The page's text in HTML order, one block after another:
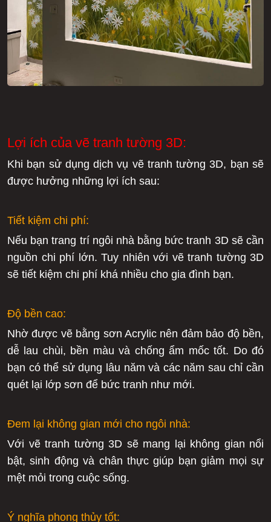
Lợi ích của vẽ tranh tường 3D:
Khi bạn sử dụng dịch vụ vẽ tranh tường 3D, bạn sẽ
được hưởng những lợi ích sau:
Tiết kiệm chi phí:
Nếu bạn trang trí ngôi nhà bằng bức tranh 3D sẽ cần
nguồn chi phí lớn. Tuy nhiên với vẽ tranh tường 3D
sẽ tiết kiệm chi phí khá nhiều cho gia đình bạn.
Độ bền cao:
Nhờ được vẽ bằng sơn Acrylic nên đảm bảo độ bền,
dễ lau chùi, bền màu và chống ẩm mốc tốt. Do đó
bạn có thể sử dụng lâu năm và các năm sau chỉ cần
quét lại lớp sơn để bức tranh như mới.
Đem lại không gian mới cho ngôi nhà:
Với vẽ tranh tường 3D sẽ mang lại không gian nổi
bật, sinh động và chân thực giúp bạn giảm mọi sự
mệt mỏi trong cuộc sống.
Ý nghĩa phong thủy tốt: